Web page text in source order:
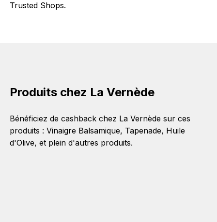
Trusted Shops.
Produits chez La Vernède
Bénéficiez de cashback chez La Vernède sur ces
produits : Vinaigre Balsamique, Tapenade, Huile
d'Olive, et plein d'autres produits.